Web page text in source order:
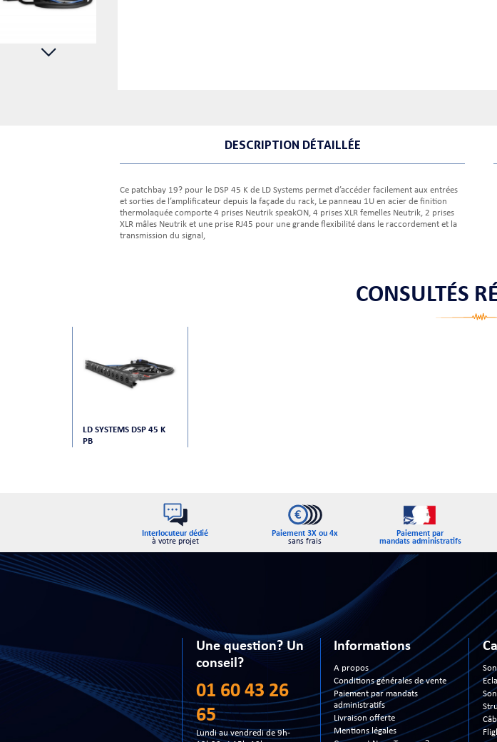
DESCRIPTION DÉTAILLÉE
Ce patchbay 19? pour le DSP 45 K de LD Systems permet d’accéder facilement aux entrées
et sorties de l’amplificateur depuis la façade du rack, Le panneau 1U en acier de finition
thermolaquée comporte 4 prises Neutrik speakON, 4 prises XLR femelles Neutrik, 2 prises
XLR mâles Neutrik et une prise RJ45 pour une grande flexibilité dans le raccordement et la
transmission du signal,
CONSULTÉS
LD SYSTEMS DSP 45 K
PB
Interlocuteur dédié
à votre projet
Paiement 3X ou 4x
sans frais
Paiement par
mandats administratifs
Une question? Un
conseil?
01 60 43 26
65
Lundi au vendredi de 9h-
Informations
A propos
Conditions générales de vente
Paiement par mandats
administratifs
Livraison offerte
Mentions légales